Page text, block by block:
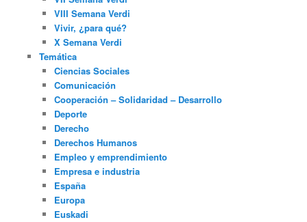
VIII Semana Verdi
Vivir, ¿para qué?
X Semana Verdi
Temática
Ciencias Sociales
Comunicación
Cooperación – Solidaridad – Desarrollo
Deporte
Derecho
Derechos Humanos
Empleo y emprendimiento
Empresa e industria
España
Europa
Euskadi